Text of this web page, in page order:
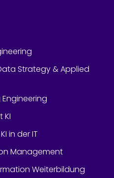
Strategy & Applied
KI
in der IT
Management
Weiterbildung